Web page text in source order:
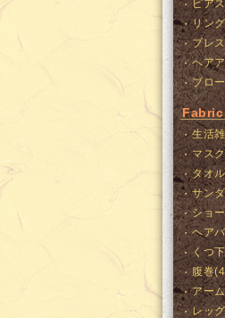
ピア
リン
ブレ
ヘア
ブロ
生活
マス
タオ
サン
ショ
ヘア
くつ
腹巻
アー
レッ